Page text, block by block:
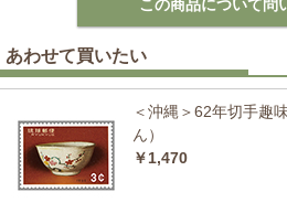
あわせて買いたい
＜沖縄＞62年切手趣
ん）
￥1,470